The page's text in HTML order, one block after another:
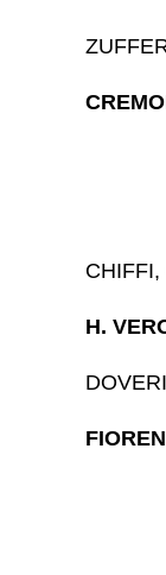
CHIFFI,
H.